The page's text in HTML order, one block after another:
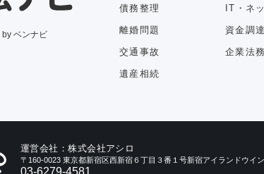
ベンナビ
債務整理 IT・ネ
離婚問題 資金調達
交通事故 企業法務
遺産相続
運営会社：株式会社アシロ
〒160-0023 東京都新宿区西新宿６丁目３番１号新宿アイランドウイ
03-6279-4581